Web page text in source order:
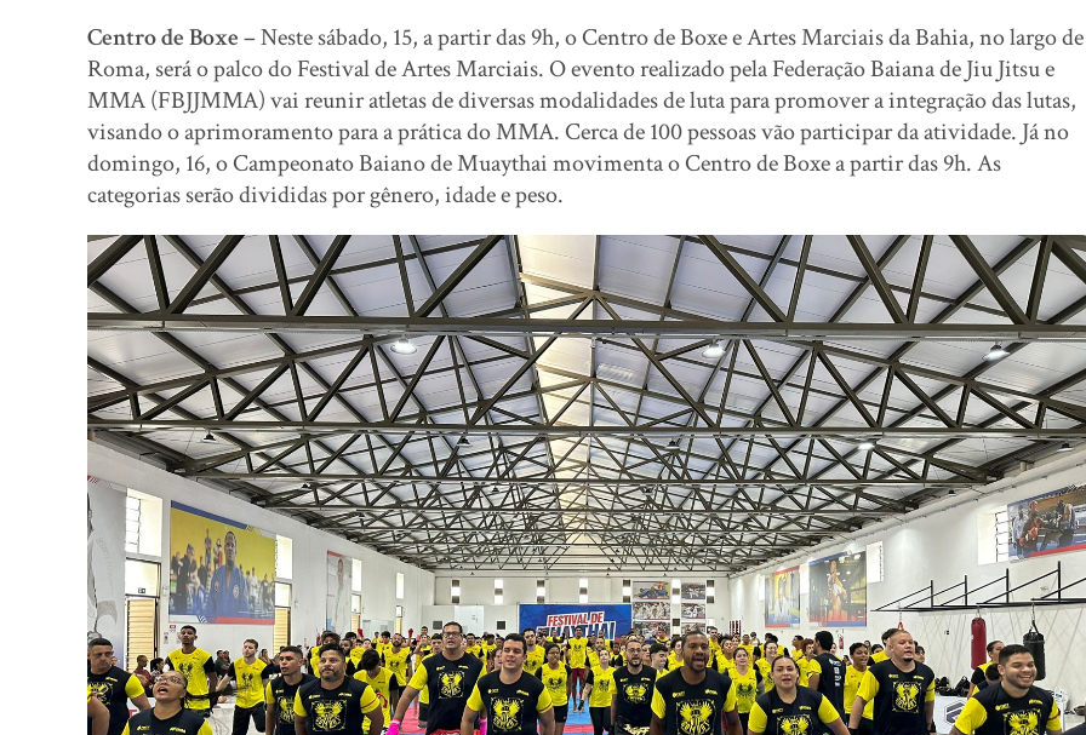
Centro de Boxe –Neste sábado, 15, a partir das 9h, o Centro de Boxe e Artes Marciais da Bahia, no largo de
Roma, será o palco do Festival de Artes Marciais. O evento realizado pela Federação Baiana de Jiu Jitsu e
MMA (FBJJMMA) vai reunir atletas de diversas modalidades de luta para promover a integração das lutas,
visando o aprimoramento para a prática do MMA. Cerca de 100 pessoas vão participar da atividade. Já no
domingo, 16, o Campeonato Baiano de Muaythai movimenta o Centro de Boxe a partir das 9h. As
categorias serão divididas por gênero, idade e peso.